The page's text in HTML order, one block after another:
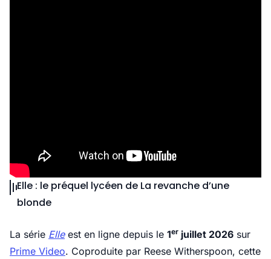
Elle : le préquel lycéen de La revanche d’une
blonde
La série Elleest en ligne depuis le 1er juillet 2026 sur
Prime Video. Coproduite par Reese Witherspoon, cette